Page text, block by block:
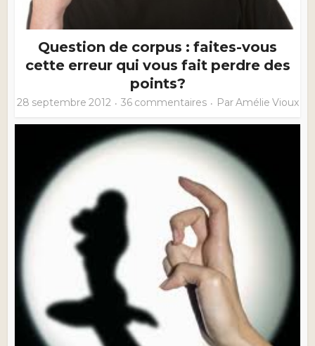
Question de corpus : faites-vous
cette erreur qui vous fait perdre des
points?
28 septembre 2012 36 commentaires ParAmélie Vioux